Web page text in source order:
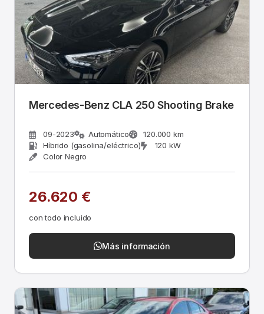
Mercedes-Benz CLA 250 Shooting Brake
09-2023 Automático
120.000 km
Híbrido (gasolina/eléctrico)
120 kW
Color Negro
26.620 €
con todo incluido
Más información